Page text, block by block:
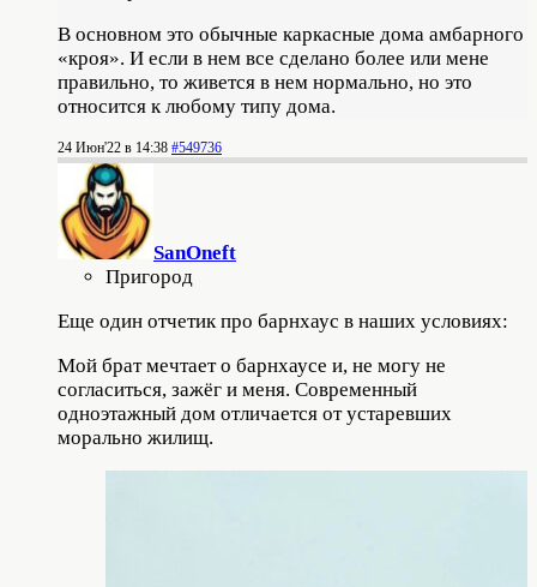
В основном это обычные каркасные дома амбарного
«кроя». И если в нем все сделано более или мене
правильно, то живется в нем нормально, но это
относится к любому типу дома.
24 Июн'22 в 14:38 #549736
SanOneft
Пригород
Еще один отчетик про барнхаус в наших условиях:
Мой брат мечтает о барнхаусе и, не могу не
согласиться, зажёг и меня. Современный
одноэтажный дом отличается от устаревших
морально жилищ.